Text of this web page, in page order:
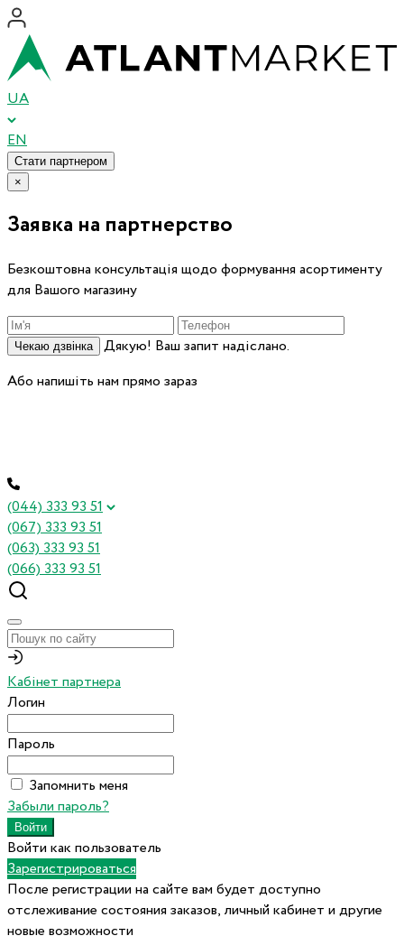
UA
EN
Стати партнером
×
Заявка на партнерство
Безкоштовна консультація щодо формування асортименту
для Вашого магазину
Чекаю дзвінка
Дякую! Ваш запит надіслано.
Або напишіть нам прямо зараз
(044) 333 93 51
(067) 333 93 51
(063) 333 93 51
(066) 333 93 51
Кабінет партнера
Логин
Пароль
Запомнить меня
Забыли пароль?
Войти как пользователь
Зарегистрироваться
После регистрации на сайте вам будет доступно
отслеживание состояния заказов, личный кабинет и другие
новые возможности